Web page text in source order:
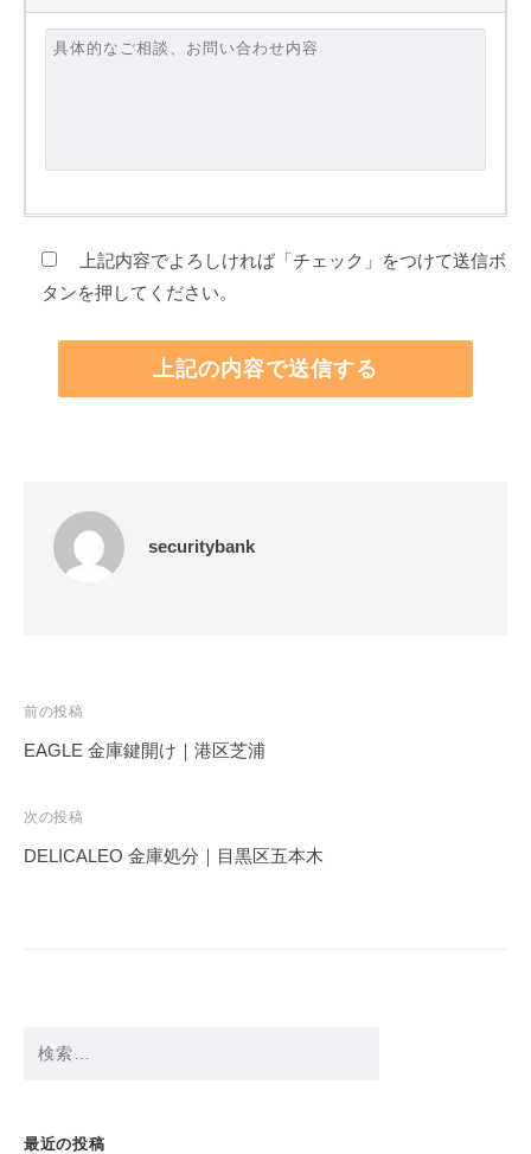
上記内容でよろしければ「チェック」をつけて送信ボ
タンを押してください。
securitybank
投
稿
ビ
ゲ
前の投稿
EAGLE 金庫鍵開け｜港区芝浦
次の投稿
DELICALEO 金庫処分｜目黒区五本木
最近の投稿